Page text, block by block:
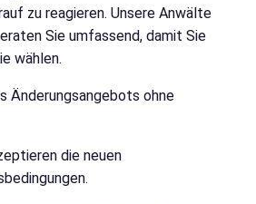
zu reagieren. Unsere Anwälte
Sie umfassend, damit Sie
wählen.
Änderungsangebots ohne
die neuen